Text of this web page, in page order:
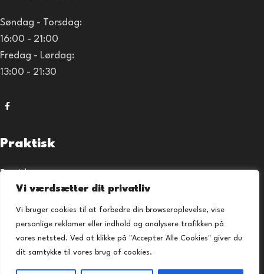
Vi værdsætter dit privatliv
Vi bruger cookies til at forbedre din browseroplevelse, vise
personlige reklamer eller indhold og analysere trafikken på
vores netsted. Ved at klikke på "Accepter Alle Cookies" giver du
dit samtykke til vores brug af cookies.
Søndag - Torsdag:
16:00 - 21:00
Fredag - Lørdag:
13:00 - 21:30
Praktisk
Forside
Takeaway
Kontakt os
Privatlivspolitik
Handelsbetingelser